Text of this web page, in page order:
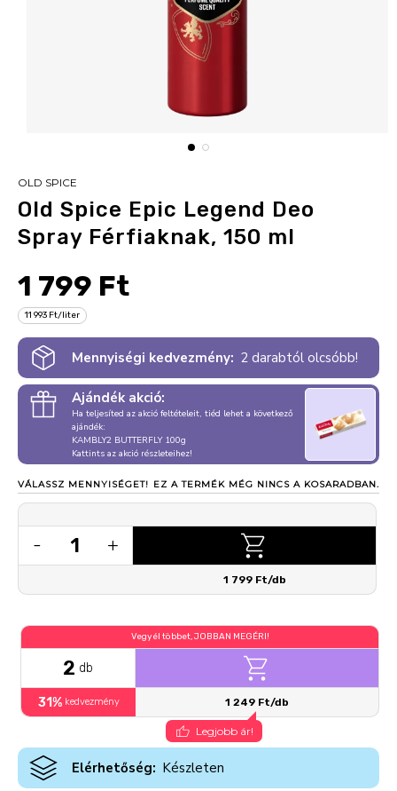
OLD SPICE
Old Spice Epic Legend Deo
Spray Férfiaknak, 150 ml
1 799 Ft
11 993 Ft/liter
Mennyiségi kedvezmény: 2 darabtól olcsóbb!
Ajándék akció:
Ha teljesíted az akció feltételeit, tiéd lehet a következő
ajándék:
KAMBLY2 BUTTERFLY 100g
Kattints az akció részleteihez!
VÁLASSZ MENNYISÉGET! EZ A TERMÉK MÉG NINCS A KOSARADBAN.
- 1 +
1 799 Ft/db
Vegyél többet, JOBBAN MEGÉRI!
2 db
31%kedvezmény 1 249 Ft/db
Legjobb ár!
Elérhetőség: Készleten